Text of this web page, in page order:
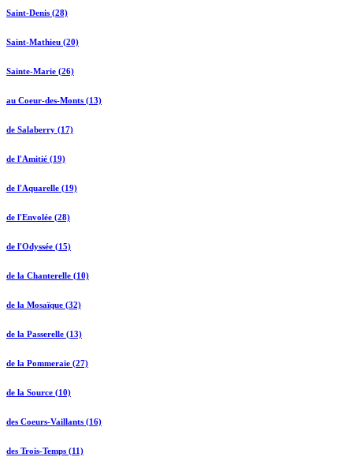
Saint-Denis (28)
Saint-Mathieu (20)
Sainte-Marie (26)
au Coeur-des-Monts (13)
de Salaberry (17)
de l'Amitié (19)
de l'Aquarelle (19)
de l'Envolée (28)
de l'Odyssée (15)
de la Chanterelle (10)
de la Mosaïque (32)
de la Passerelle (13)
de la Pommeraie (27)
de la Source (10)
des Coeurs-Vaillants (16)
des Trois-Temps (11)